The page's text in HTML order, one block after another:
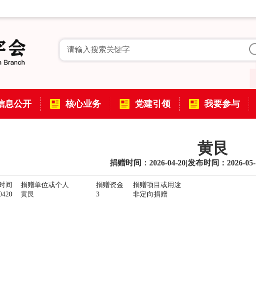
息公开 核心业务 党建引领 我要参与
黄艮
捐赠时间：2026-04-20|发布时间：2026-
间 捐赠单位或个人 捐赠资金
捐赠项目或用途
黄艮 3 非定向捐赠